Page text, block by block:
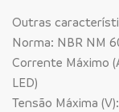
Outras
Norma: NBR NM
Corrente Máximo
LED)
Tensão Máxima